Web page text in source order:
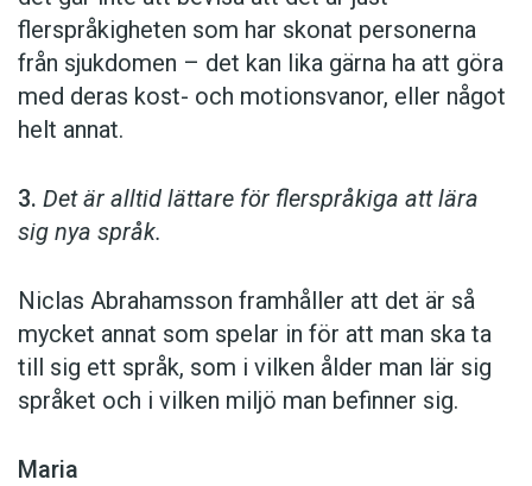
flerspråkigheten som har skonat personerna
från sjukdomen – det kan lika gärna ha att göra
med deras kost- och motionsvanor, eller något
helt annat.
3. Det är alltid lättare för flerspråkiga att lära
sig nya språk.
Niclas Abrahamsson framhåller att det är så
mycket annat som spelar in för att man ska ta
till sig ett språk, som i vilken ålder man lär sig
språket och i vilken miljö man befinner sig.
Maria